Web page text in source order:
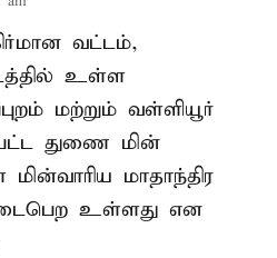
வட்டம்,
உள்ள
மற்றும் வள்ளியூர்
துணை மின்
மாதாந்திர
உள்ளது என